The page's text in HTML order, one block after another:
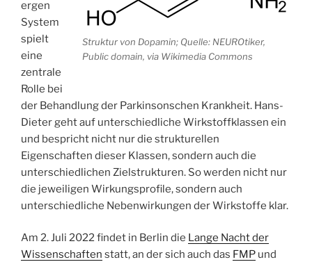
Struktur von Dopamin; Quelle: NEUROtiker,
Public domain, via Wikimedia Commons
ergen
System
spielt
eine
zentrale
Rolle bei
der Behandlung der Parkinsonschen Krankheit. Hans-
Dieter geht auf unterschiedliche Wirkstoffklassen ein
und bespricht nicht nur die strukturellen
Eigenschaften dieser Klassen, sondern auch die
unterschiedlichen Zielstrukturen. So werden nicht nur
die jeweiligen Wirkungsprofile, sondern auch
unterschiedliche Nebenwirkungen der Wirkstoffe klar.
Am 2. Juli 2022 findet in Berlin die Lange Nacht der
Wissenschaften statt, an der sich auch das FMP und